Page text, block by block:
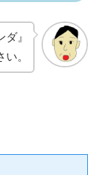
』
。